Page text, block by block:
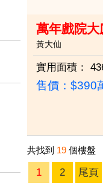
萬年戲院大
黃大仙
實用面積：
售價： $390
共找到 19 個樓盤
1 2 尾頁